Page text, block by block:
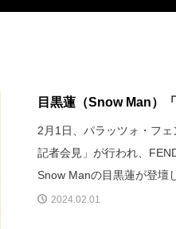
目黒蓮（Snow Man）
2月1日、パラッツォ・フ
記者会見」が行われ、
Snow Manの目黒蓮が登壇
2024.02.01